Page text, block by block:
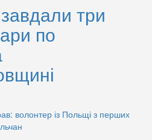
три
по